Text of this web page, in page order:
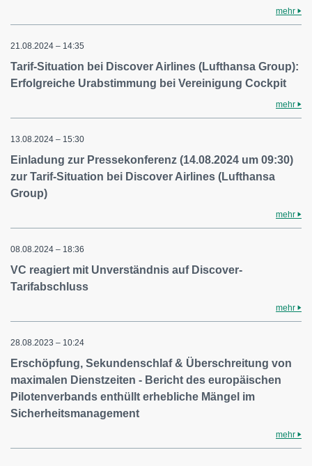
mehr
21.08.2024 – 14:35
Tarif-Situation bei Discover Airlines (Lufthansa Group):
Erfolgreiche Urabstimmung bei Vereinigung Cockpit
mehr
13.08.2024 – 15:30
Einladung zur Pressekonferenz (14.08.2024 um 09:30)
zur Tarif-Situation bei Discover Airlines (Lufthansa
Group)
mehr
08.08.2024 – 18:36
VC reagiert mit Unverständnis auf Discover-
Tarifabschluss
mehr
28.08.2023 – 10:24
Erschöpfung, Sekundenschlaf & Überschreitung von
maximalen Dienstzeiten - Bericht des europäischen
Pilotenverbands enthüllt erhebliche Mängel im
Sicherheitsmanagement
mehr